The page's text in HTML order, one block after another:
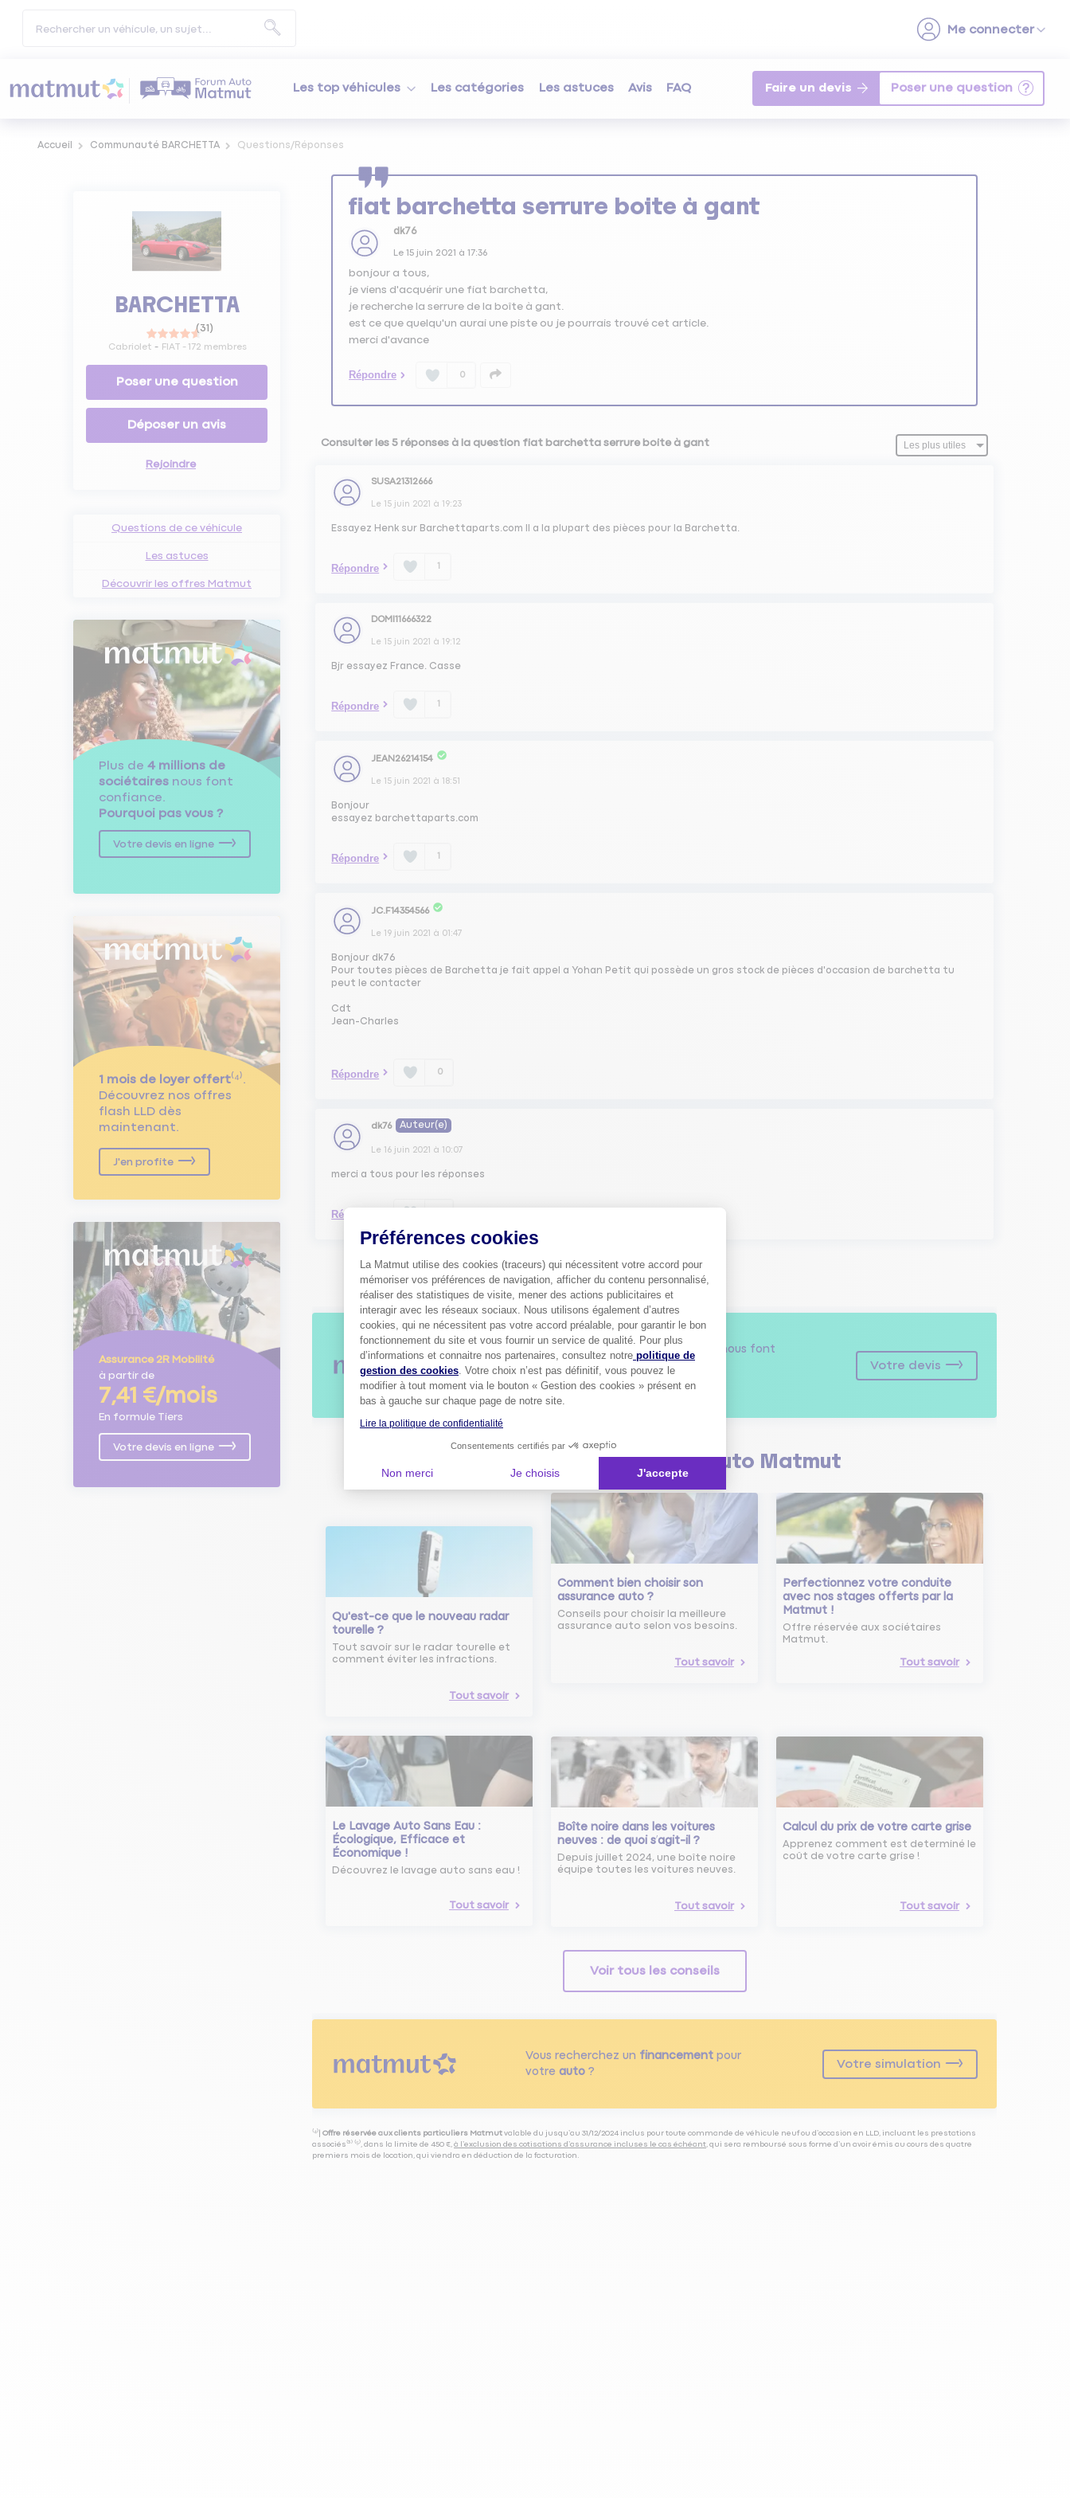
Les top véhicules Les catégories Les astuces Avis FAQ Faire un devis
Accueil Communauté BARCHETTA Questions/Réponses
BARCHETTA
(31)
Cabriolet FIAT - 172 membres
Poser une question
Déposer un avis
Rejoindre
Questions de ce véhicule
Les astuces
Découvrir les offres Matmut
Plus de 4 millions de
sociétaires nous font
confiance.
Pourquoi pas vous ?
Votre devis en ligne
1 mois de loyer offert⁽⁴⁾.
Découvrez nos offres
flash LLD dès
maintenant.
J'en profite
Assurance 2R Mobilité
à partir de
7,41 €/mois
En formule Tiers
Votre devis en ligne
fiat barchetta serrure boite à gant
dk76
Le 15 juin 2021 à 17:36
bonjour a tous,
je viens d'acquérir une fiat barchetta,
je recherche la serrure de la boîte à gant.
est ce que quelqu'un aurai une piste ou je pourrais trouvé cet article.
merci d'avance
Répondre 0
Consulter les 5 réponses à la question fiat barchetta serrure boite à gant
SUSA21312666
Le 15 juin 2021 à 19:23
Essayez Henk sur Barchettaparts.com Il a la plupart des pièces pour la Barchetta.
Répondre 1
DOMI11666322
Le 15 juin 2021 à 19:12
Bjr essayez France. Casse
Répondre 1
JEAN26214154
Le 15 juin 2021 à 18:51
Bonjour
essayez barchettaparts.com
Répondre 1
JC.F14354566
Le 19 juin 2021 à 01:47
Bonjour dk76
Pour toutes pièces de Barchetta je fait appel a Yohan Petit qui possède un gros stock de pièces d'occasion de barchetta tu
peut le contacter
Cdt
Jean-Charles
Répondre 0
dk76 Auteur(e)
Le 16 juin 2021 à 10:07
merci a tous pour les réponses
Répondre
1
4 millions de sociétaires
nous font
confiance.
Pourquoi pas vous ?
Votre devis
Découvrez lesconseilsAuto Matmut
Qu'est-ce que le nouveau radar
tourelle ?
Tout savoir sur le radar tourelle et
comment éviter les infractions.
Tout savoir
Comment bien choisir son
assurance auto ?
Conseils pour choisir la meilleure
assurance auto selon vos besoins.
Tout savoir
Perfectionnez votre conduite
avec nos stages offerts par la
Matmut !
Offre réservée aux sociétaires
Matmut.
Tout savoir
Le Lavage Auto Sans Eau :
Écologique, Efficace et
Économique !
Découvrez le lavage auto sans eau !
Tout savoir
Boîte noire dans les voitures
neuves : de quoi s’agit-il ?
Depuis juillet 2024, une boîte noire
équipe toutes les voitures neuves.
Tout savoir
Calcul du prix de votre carte grise
Apprenez comment est determiné le
coût de votre carte grise !
Tout savoir
Voir tous les conseils
Vous recherchez un financementpour
votre auto?
Votre simulation
⁽⁴⁾| Offre réservée aux clients particuliers Matmut valable du jusqu’au 31/12/2024 inclus pour toute commande de véhicule neuf ou d’occasion en LLD, incluant les prestations
associés⁽³⁾ ⁽⁵⁾, dans la limite de 450 €, à l’exclusion des cotisations d’assurance incluses le cas échéant, qui sera remboursé sous forme d’un avoir émis au cours des quatre
premiers mois de location, qui viendra en déduction de la facturation.
Préférences cookies
La Matmut utilise des cookies (traceurs) qui nécessitent votre accord pour
mémoriser vos préférences de navigation, afficher du contenu personnalisé,
réaliser des statistiques de visite, mener des actions publicitaires et
interagir avec les réseaux sociaux. Nous utilisons également d’autres
cookies, qui ne nécessitent pas votre accord préalable, pour garantir le bon
fonctionnement du site et vous fournir un service de qualité. Pour plus
d’informations et connaitre nos partenaires, consultez notre politique de
gestion des cookies. Votre choix n’est pas définitif, vous pouvez le
modifier à tout moment via le bouton « Gestion des cookies » présent en
bas à gauche sur chaque page de notre site.
Lire la politique de confidentialité
Consentements certifiés par
Non merci Je choisis J'accepte
Axeptio consent